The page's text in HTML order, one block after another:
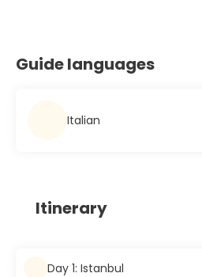
Guide languages
Italian
Itinerary
Day 1: Istanbul